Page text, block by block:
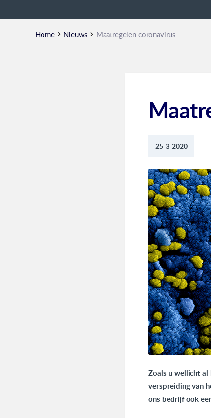
Home Nieuws Maatregelen coronavirus
25-3-2020
Zoals u wellicht al
verspreiding van
ons bedrijf ook